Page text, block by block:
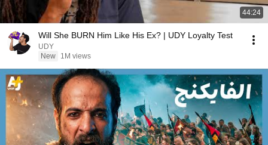
44:24
Will She BURN Him Like His Ex? | UDY Loyalty Test
UDY
New
1M views